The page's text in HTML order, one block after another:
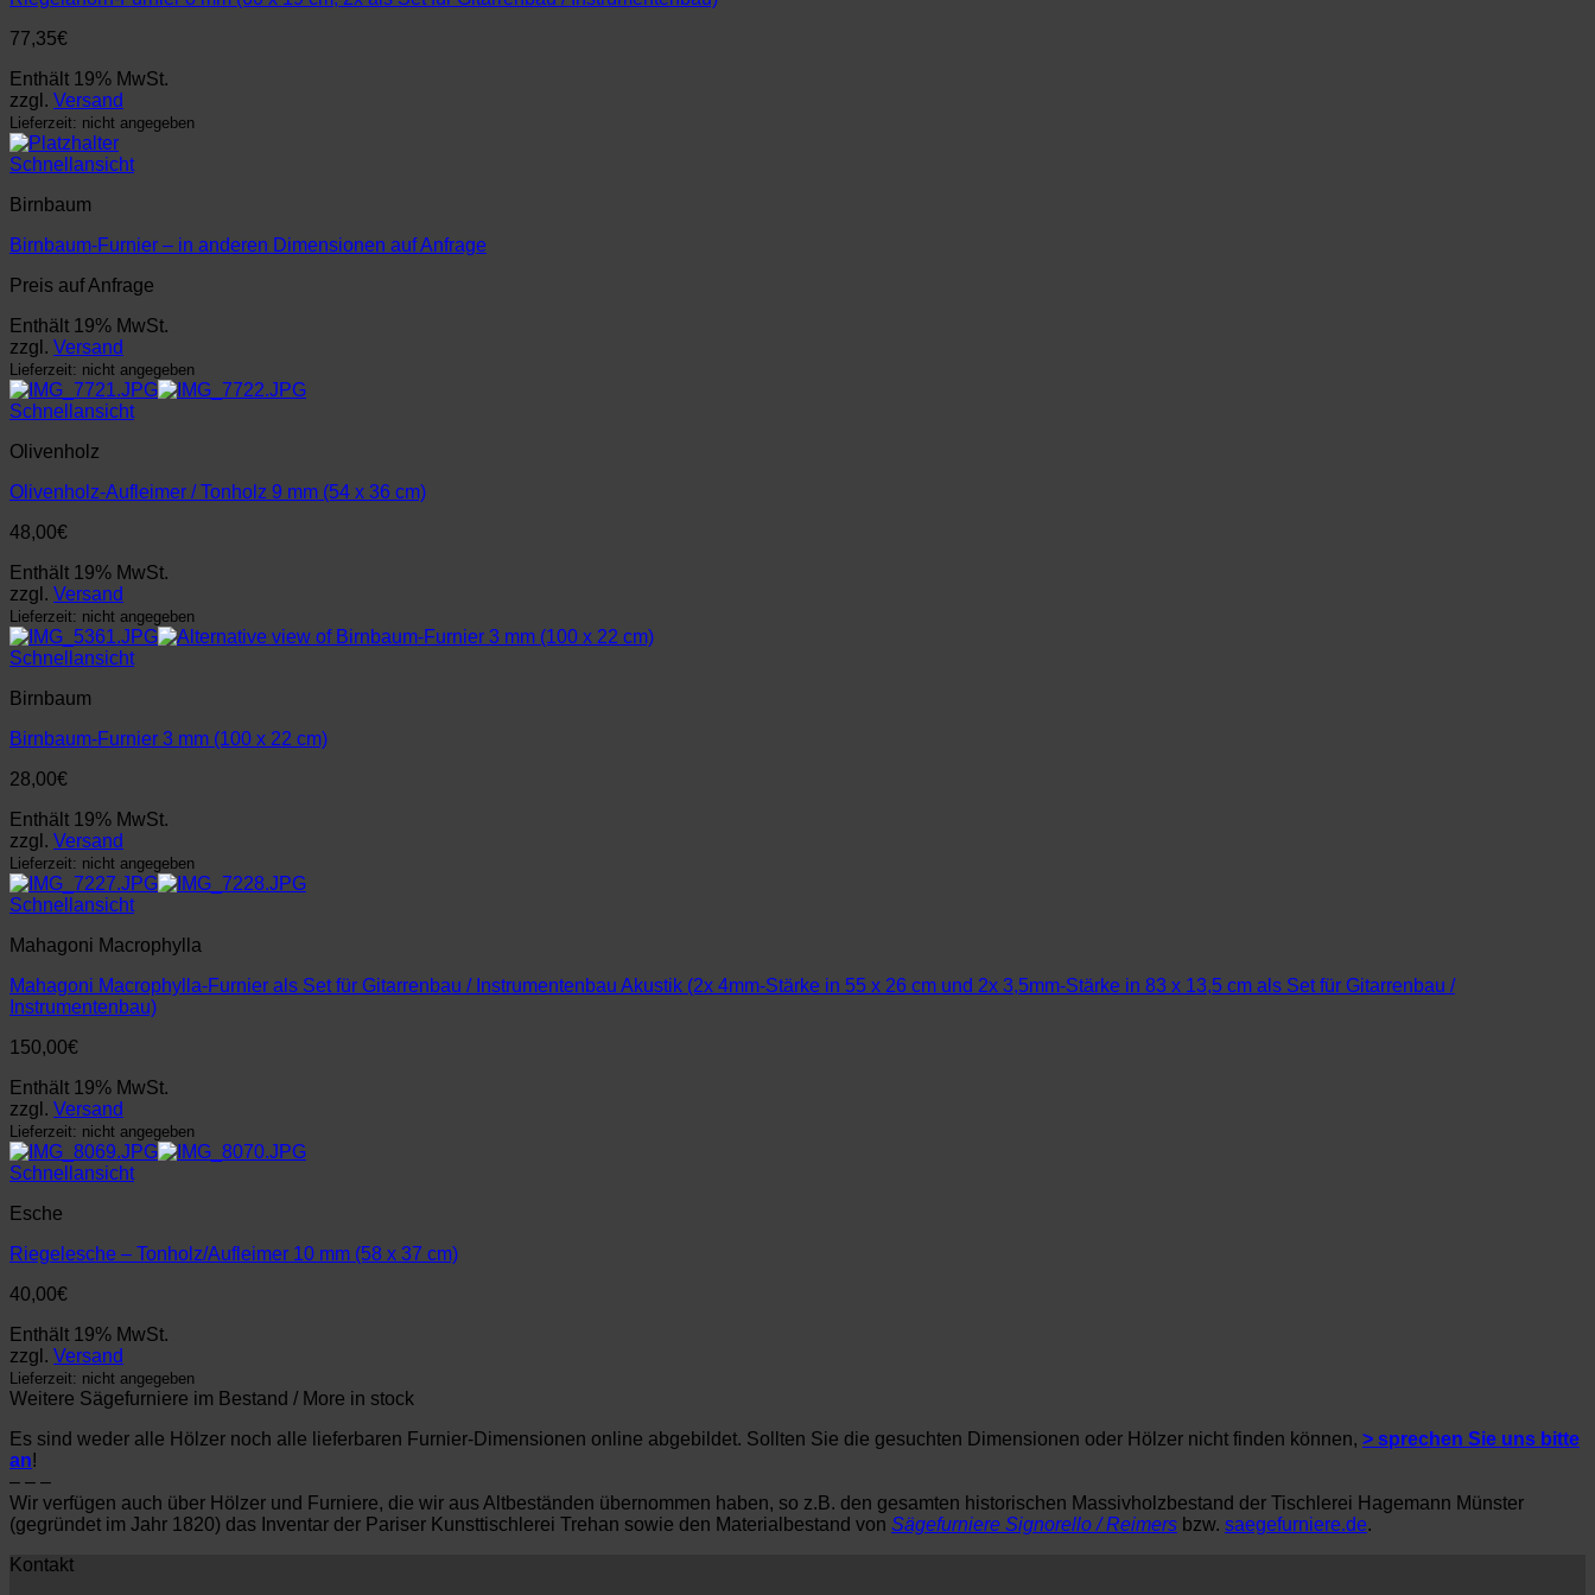
77,35€
Enthält 19% MwSt.
zzgl. Versand
Lieferzeit: nicht angegeben
Schnellansicht
Birnbaum
Birnbaum-Furnier – in anderen Dimensionen auf Anfrage
Preis auf Anfrage
Enthält 19% MwSt.
zzgl. Versand
Lieferzeit: nicht angegeben
Schnellansicht
Olivenholz
Olivenholz-Aufleimer / Tonholz 9 mm (54 x 36 cm)
48,00€
Enthält 19% MwSt.
zzgl. Versand
Lieferzeit: nicht angegeben
Schnellansicht
Birnbaum
Birnbaum-Furnier 3 mm (100 x 22 cm)
28,00€
Enthält 19% MwSt.
zzgl. Versand
Lieferzeit: nicht angegeben
Schnellansicht
Mahagoni Macrophylla
Mahagoni Macrophylla-Furnier als Set für Gitarrenbau / Instrumentenbau Akustik (2x 4mm-Stärke in 55 x 26 cm und 2x 3,5mm-Stärke in 83 x 13,5 cm als Set für Gitarrenbau /
Instrumentenbau)
150,00€
Enthält 19% MwSt.
zzgl. Versand
Lieferzeit: nicht angegeben
Schnellansicht
Esche
Riegelesche – Tonholz/Aufleimer 10 mm (58 x 37 cm)
40,00€
Enthält 19% MwSt.
zzgl. Versand
Lieferzeit: nicht angegeben
Weitere Sägefurniere im Bestand / More in stock
Es sind weder alle Hölzer noch alle lieferbaren Furnier-Dimensionen online abgebildet. Sollten Sie die gesuchten Dimensionen oder Hölzer nicht finden können, > sprechen Sie uns bitte
an!
– – –
Wir verfügen auch über Hölzer und Furniere, die wir aus Altbeständen übernommen haben, so z.B. den gesamten historischen Massivholzbestand der Tischlerei Hagemann Münster
(gegründet im Jahr 1820) das Inventar der Pariser Kunsttischlerei Trehan sowie den Materialbestand von Sägefurniere Signorello / Reimers bzw. saegefurniere.de.
Kontakt